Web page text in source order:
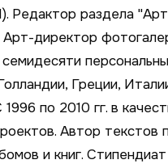
Редактор раздела
директор
Греции,
по 2010 гг. в
Автор текстов
и книг.